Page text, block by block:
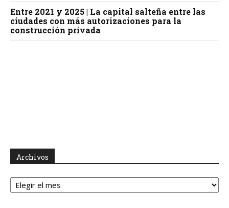
Entre 2021 y 2025 | La capital salteña entre las
ciudades con más autorizaciones para la
construcción privada
Archivos
Archivos